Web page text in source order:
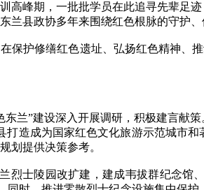
峰期，一批批学员在此追寻先辈足
兰县政协多年来围绕红色根脉的守护
护修缮红色遗址、弘扬红色精神、
”建设深入开展调研，积极建言献
造成为国家红色文化旅游示范城市
划提供决策参考。
士陵园改扩建，建成韦拔群纪念馆